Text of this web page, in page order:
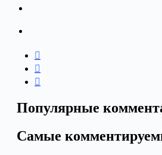
Популярные
Самые